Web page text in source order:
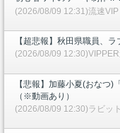
(2026/08/09 12:31)流速VIP
【超悲報】秋田県職員、
(2026/08/09
【悲報】加藤小夏(おなつ)
（※動画あり）
(2026/08/09 12:30)ラビッ